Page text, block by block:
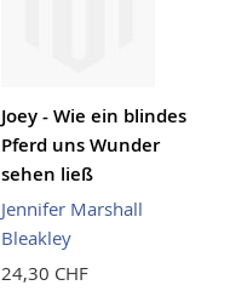
Joey - Wie ein blindes
Pferd uns Wunder
sehen ließ
Jennifer Marshall
Bleakley
24,30 CHF